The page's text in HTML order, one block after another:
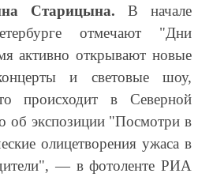
Старицына. В начале
отмечают "Дни
активно открывают новые
и световые шоу,
происходит в Северной
об экспозиции "Посмотри в
олицетворения ужаса в
— в фотоленте РИА